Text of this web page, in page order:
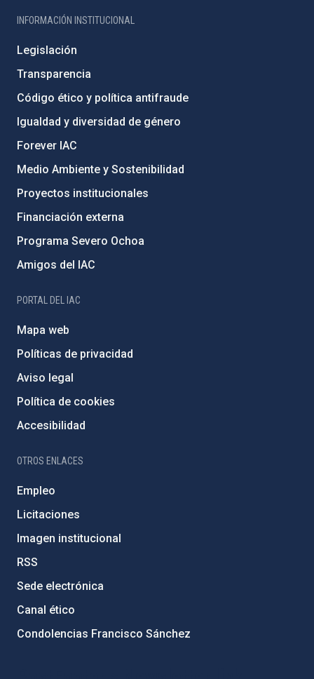
INFORMACIÓN INSTITUCIONAL
Legislación
Transparencia
Código ético y política antifraude
Igualdad y diversidad de género
Forever IAC
Medio Ambiente y Sostenibilidad
Proyectos institucionales
Financiación externa
Programa Severo Ochoa
Amigos del IAC
PORTAL DEL IAC
Mapa web
Políticas de privacidad
Aviso legal
Política de cookies
Accesibilidad
OTROS ENLACES
Empleo
Licitaciones
Imagen institucional
RSS
Sede electrónica
Canal ético
Condolencias Francisco Sánchez